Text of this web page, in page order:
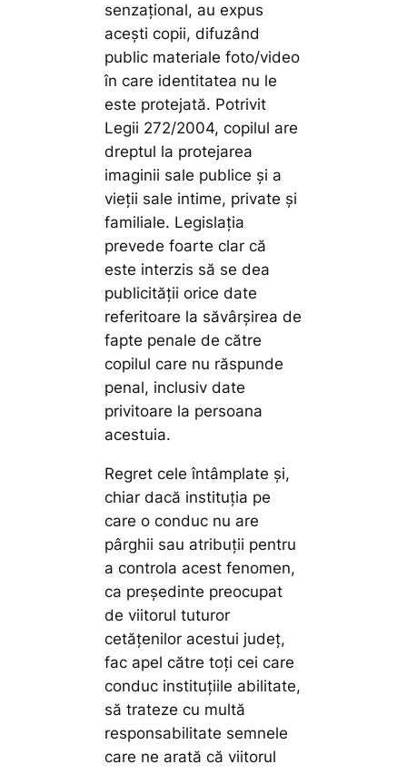
senzațional, au expus
acești copii, difuzând
public materiale foto/video
în care identitatea nu le
este protejată. Potrivit
Legii 272/2004, copilul are
dreptul la protejarea
imaginii sale publice şi a
vieţii sale intime, private şi
familiale. Legislația
prevede foarte clar că
este interzis să se dea
publicităţii orice date
referitoare la săvârşirea de
fapte penale de către
copilul care nu răspunde
penal, inclusiv date
privitoare la persoana
acestuia.
Regret cele întâmplate și,
chiar dacă instituția pe
care o conduc nu are
pârghii sau atribuții pentru
a controla acest fenomen,
ca președinte preocupat
de viitorul tuturor
cetățenilor acestui județ,
fac apel către toți cei care
conduc instituțiile abilitate,
să trateze cu multă
responsabilitate semnele
care ne arată că viitorul